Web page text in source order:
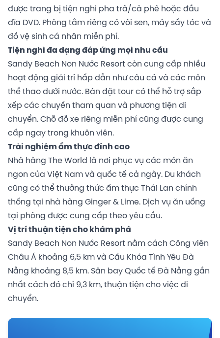
được trang bị tiện nghi pha trà/cà phê hoặc đầu
đĩa DVD. Phòng tắm riêng có vòi sen, máy sấy tóc và
đồ vệ sinh cá nhân miễn phí.
Tiện nghi đa dạng đáp ứng mọi nhu cầu
Sandy Beach Non Nước Resort còn cung cấp nhiều
hoạt động giải trí hấp dẫn như câu cá và các môn
thể thao dưới nước. Bàn đặt tour có thể hỗ trợ sắp
xếp các chuyến tham quan và phương tiện di
chuyển. Chỗ đỗ xe riêng miễn phí cũng được cung
cấp ngay trong khuôn viên.
Trải nghiệm ẩm thực đỉnh cao
Nhà hàng The World là nơi phục vụ các món ăn
ngon của Việt Nam và quốc tế cả ngày. Du khách
cũng có thể thưởng thức ẩm thực Thái Lan chính
thống tại nhà hàng Ginger & Lime. Dịch vụ ăn uống
tại phòng được cung cấp theo yêu cầu.
Vị trí thuận tiện cho khám phá
Sandy Beach Non Nước Resort nằm cách Công viên
Châu Á khoảng 6,5 km và Cầu Khóa Tình Yêu Đà
Nẵng khoảng 8,5 km. Sân bay Quốc tế Đà Nẵng gần
nhất cách đó chỉ 9,3 km, thuận tiện cho việc di
chuyển.